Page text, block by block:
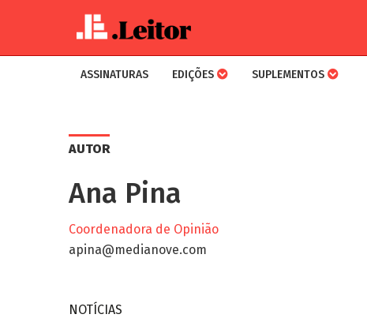
ASSINATURAS EDIÇÕES SUPLEMENTOS
AUTOR
Ana Pina
Coordenadora de Opinião
apina@medianove.com
NOTÍCIAS